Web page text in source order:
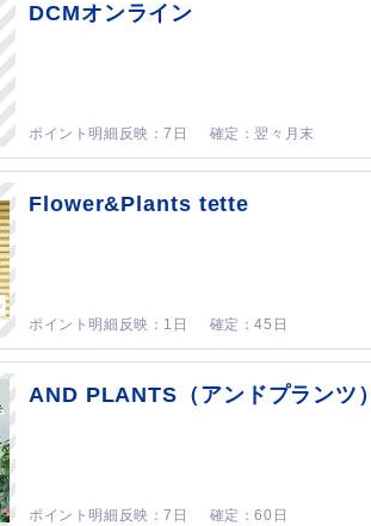
DCMオンライン
7日 翌々月末
Flower&Plants tette
1日 45日
AND PLANTS（アンドプランツ）
7日 60日